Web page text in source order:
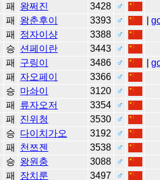
패 왕쩌진 3428
♂
패 왕춘후이 3393 ♂ |
패 정자이샹 3388
♂
승 션페이란 3443
♂
패 구링이 3486 ♂ |
패 자오페이 3366
♂
승 마솨이 3120
♂
패 류자오저 3354
♂
패 진위청 3530
♂
승 다이치가오 3192
♂
패 천쯔젠 3538
♂
승 왕원충 3088
♂
패 장치룬 3497 ♂